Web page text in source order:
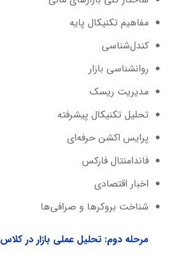
مفاهیم تکنیکال پایه
کندل‌شناسی
روانشناسی بازار
مدیریت ریسک
تحلیل تکنیکال پیشرفته
پرایس اکشن حرفه‌ای
فاندامنتال فارکس
اخبار اقتصادی
شناخت بروکرها و صرافی‌ها
مرحله دوم: تحلیل عملی بازار در کلاس